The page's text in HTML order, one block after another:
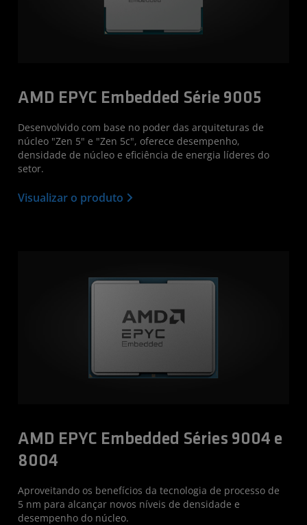
AMD EPYC Embedded Série 9005
Desenvolvido com base no poder das arquiteturas de
núcleo "Zen 5" e "Zen 5c", oferece desempenho,
densidade de núcleo e eficiência de energia líderes do
setor.
Visualizar o produto
AMD EPYC Embedded Séries 9004 e
8004
Aproveitando os benefícios da tecnologia de processo de
5 nm para alcançar novos níveis de densidade e
desempenho do núcleo.